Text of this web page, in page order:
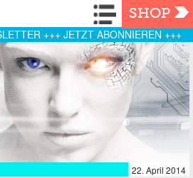
Navigation
SHOP
+++ JETZT ABONNIEREN +++
22. April 2014